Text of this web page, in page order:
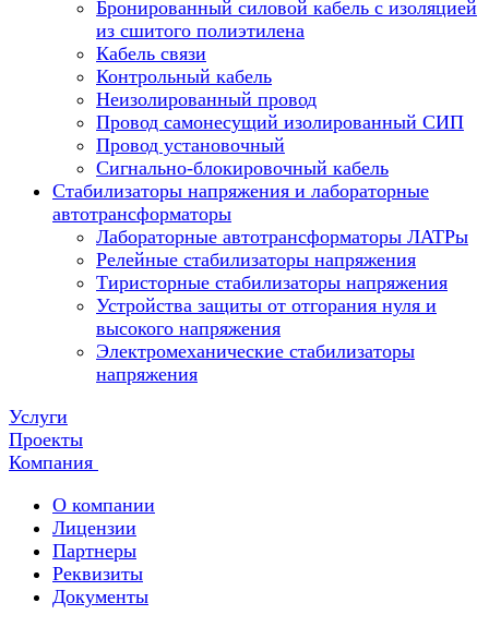
Бронированный силовой кабель с изоляцией
из сшитого полиэтилена
Кабель связи
Контрольный кабель
Неизолированный провод
Провод самонесущий изолированный СИП
Провод установочный
Сигнально-блокировочный кабель
Стабилизаторы напряжения и лабораторные
автотрансформаторы
Лабораторные автотрансформаторы ЛАТРы
Релейные стабилизаторы напряжения
Тиристорные стабилизаторы напряжения
Устройства защиты от отгорания нуля и
высокого напряжения
Электромеханические стабилизаторы
напряжения
Услуги
Проекты
Компания
О компании
Лицензии
Партнеры
Реквизиты
Документы